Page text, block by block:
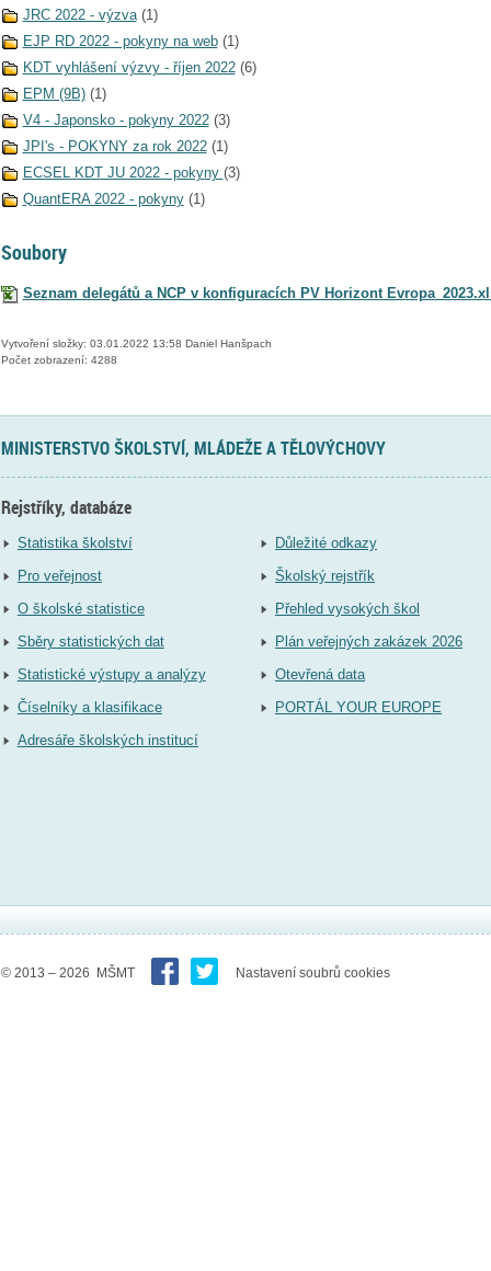
JRC 2022 - výzva (1)
EJP RD 2022 - pokyny na web (1)
KDT vyhlášení výzvy - říjen 2022 (6)
EPM (9B) (1)
V4 - Japonsko - pokyny 2022 (3)
JPI's - POKYNY za rok 2022 (1)
ECSEL KDT JU 2022 - pokyny (3)
QuantERA 2022 - pokyny (1)
Soubory
Seznam delegátů a NCP v konfiguracích PV Horizont
Vytvoření složky: 03.01.2022 13:58 Daniel Hanšpach
Počet zobrazení: 4288
MINISTERSTVO ŠKOLSTVÍ, MLÁDEŽE A TĚLOVÝCHOVY
Rejstříky, databáze
Statistika školství
Pro veřejnost
O školské statistice
Sběry statistických dat
Statistické výstupy a analýzy
Číselníky a klasifikace
Adresáře školských institucí
Důležité odkazy
Školský rejstřík
Přehled vysokých škol
Plán veřejných zakázek 2026
Otevřená data
PORTÁL YOUR EUROPE
© 2013 – 2026 MŠMT Nastavení soubrů cookies